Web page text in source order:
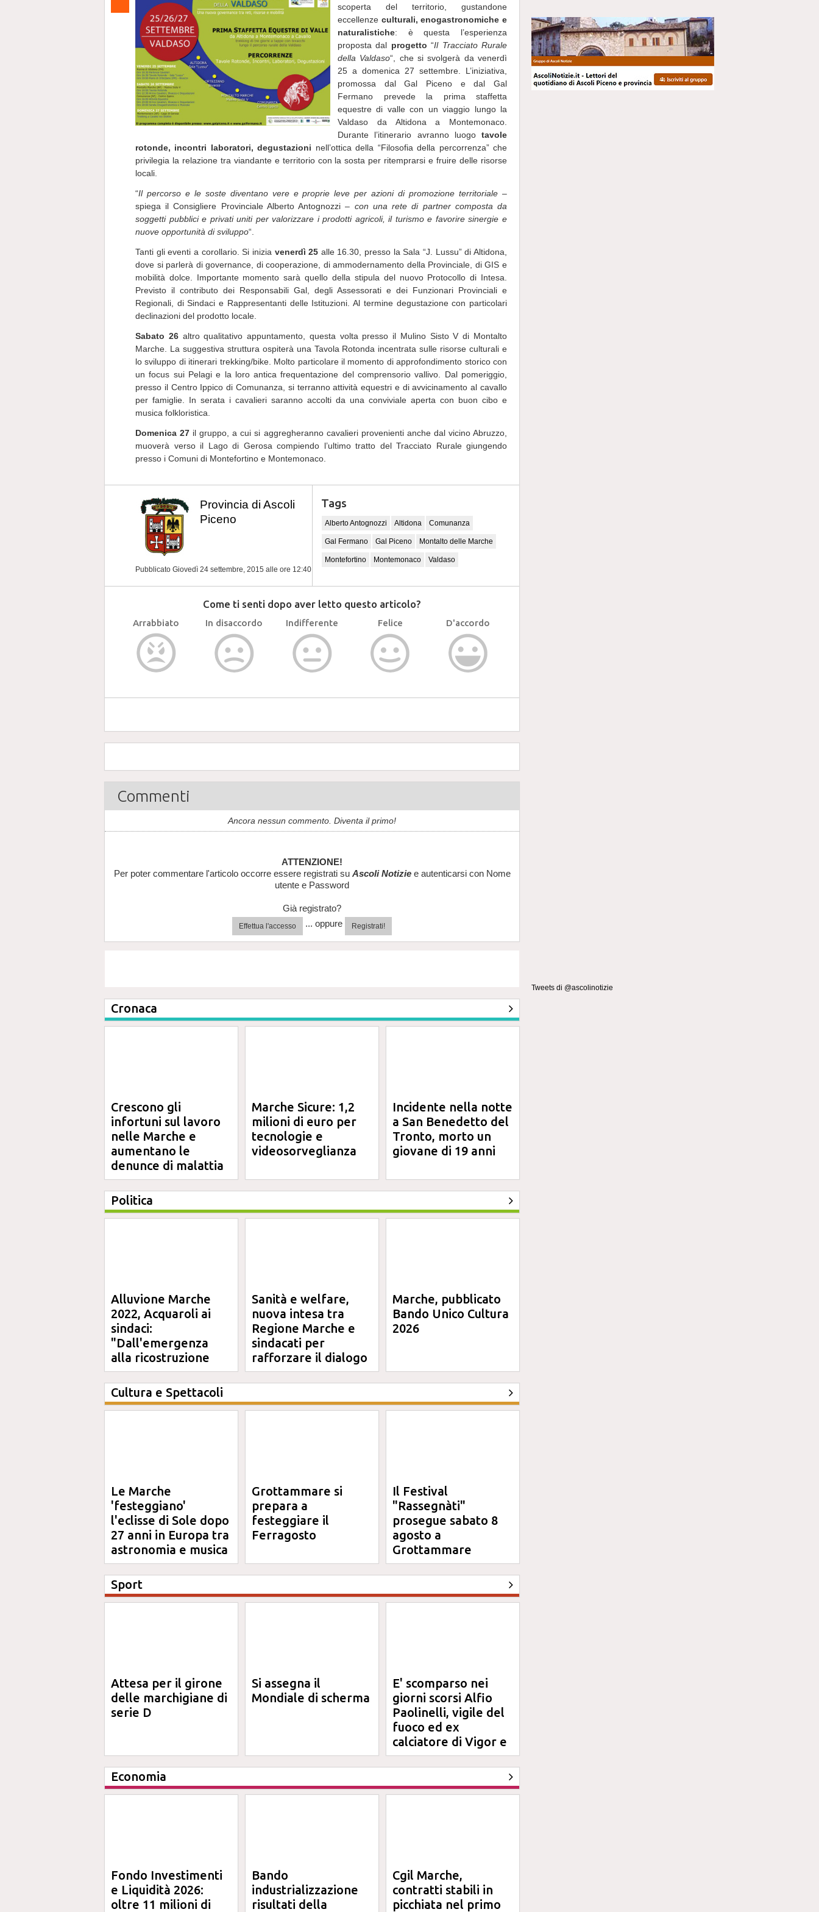
scoperta del territorio, gustandone
eccellenze culturali, enogastronomiche e
naturalistiche: è questa l’esperienza
proposta dal progetto “Il Tracciato Rurale
della Valdaso“, che si svolgerà da venerdì
25 a domenica 27 settembre. L’iniziativa,
promossa dal Gal Piceno e dal Gal
Fermano prevede la prima staffetta
equestre di valle con un viaggio lungo la
Valdaso da Altidona a Montemonaco.
Durante l’itinerario avranno luogotavole
rotonde, incontri laboratori, degustazioni nell’ottica della “Filosofia della percorrenza” che
privilegia la relazione tra viandante e territorio con la sosta per ritemprarsi e fruire delle risorse
locali.
“Il percorso e le soste diventano vere e proprie leve per azioni di promozione territoriale –
spiega il Consigliere Provinciale Alberto Antognozzi – con una rete di partner composta da
soggetti pubblici e privati uniti per valorizzare i prodotti agricoli, il turismo e favorire sinergie e
nuove opportunità di sviluppo“.
Tanti gli eventi a corollario. Si inizia venerdì 25 alle 16.30, presso la Sala “J. Lussu” di Altidona,
dove si parlerà di governance, di cooperazione, di ammodernamento della Provinciale, di GIS e
mobilità dolce. Importante momento sarà quello della stipula del nuovo Protocollo di Intesa.
Previsto il contributo dei Responsabili Gal, degli Assessorati e dei Funzionari Provinciali e
Regionali, di Sindaci e Rappresentanti delle Istituzioni. Al termine degustazione con particolari
declinazioni del prodotto locale.
Sabato 26altro qualitativo appuntamento, questa volta presso il Mulino Sisto V di Montalto
Marche. La suggestiva struttura ospiterà una Tavola Rotonda incentrata sulle risorse culturali e
lo sviluppo di itinerari trekking/bike. Molto particolare il momento di approfondimento storico con
un focus sui Pelagi e la loro antica frequentazione del comprensorio vallivo. Dal pomeriggio,
presso il Centro Ippico di Comunanza, si terranno attività equestri e di avvicinamento al cavallo
per famiglie. In serata i cavalieri saranno accolti da una conviviale aperta con buon cibo e
musica folkloristica.
Domenica 27 il gruppo, a cui si aggregheranno cavalieri provenienti anche dal vicino Abruzzo,
muoverà verso il Lago di Gerosa compiendo l’ultimo tratto del Tracciato Rurale giungendo
presso i Comuni di Montefortino e Montemonaco.
Provincia di Ascoli
Piceno
Pubblicato Giovedì 24 settembre, 2015 alle ore 12:40
Tags
Alberto Antognozzi Altidona Comunanza
Gal Fermano Gal Piceno Montalto delle Marche
Montefortino Montemonaco Valdaso
Come ti senti dopo aver letto questo articolo?
Arrabbiato In disaccordo Indifferente Felice D'accordo
Commenti
Ancora nessun commento. Diventa il primo!
ATTENZIONE!
Per poter commentare l'articolo occorre essere registrati su Ascoli Notiziee autenticarsi con Nome
utente e Password
Già registrato?
Effettua l'accesso ... oppure Registrati!
Cronaca
Crescono gli
infortuni sul lavoro
nelle Marche e
aumentano le
denunce di malattia
professionale
Marche Sicure: 1,2
milioni di euro per
tecnologie e
videosorveglianza
Incidente nella notte
a San Benedetto del
Tronto, morto un
giovane di 19 anni
Politica
Alluvione Marche
2022, Acquaroli ai
sindaci:
"Dall'emergenza
alla ricostruzione
definitiva"
Sanità e welfare,
nuova intesa tra
Regione Marche e
sindacati per
rafforzare il dialogo
Marche, pubblicato
Bando Unico Cultura
2026
Cultura e Spettacoli
Le Marche
'festeggiano'
l'eclisse di Sole dopo
27 anni in Europa tra
astronomia e musica
Grottammare si
prepara a
festeggiare il
Ferragosto
Il Festival
"Rassegnàti"
prosegue sabato 8
agosto a
Grottammare
Sport
Attesa per il girone
delle marchigiane di
serie D
Si assegna il
Mondiale di scherma
E' scomparso nei
giorni scorsi Alfio
Paolinelli, vigile del
fuoco ed ex
calciatore di Vigor e
Jesina
Economia
Fondo Investimenti
e Liquidità 2026:
oltre 11 milioni di
Bando
industrializzazione
risultati della
Cgil Marche,
contratti stabili in
picchiata nel primo
Tweets di @ascolinotizie